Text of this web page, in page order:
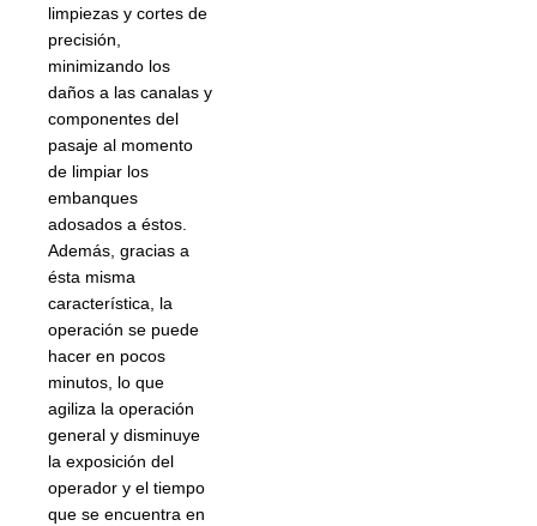
limpiezas y cortes de
precisión,
minimizando los
daños a las canalas y
componentes del
pasaje al momento
de limpiar los
embanques
adosados a éstos.
Además, gracias a
ésta misma
característica, la
operación se puede
hacer en pocos
minutos, lo que
agiliza la operación
general y disminuye
la exposición del
operador y el tiempo
que se encuentra en